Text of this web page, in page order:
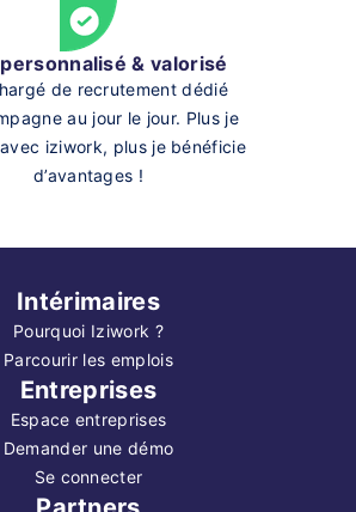
& valorisé
de recrutement dédié
au jour le jour. Plus je
iziwork, plus je bénéficie
d’avantages !
Intérimaires
Pourquoi Iziwork ?
Parcourir les emplois
Entreprises
Espace entreprises
Demander une démo
Se connecter